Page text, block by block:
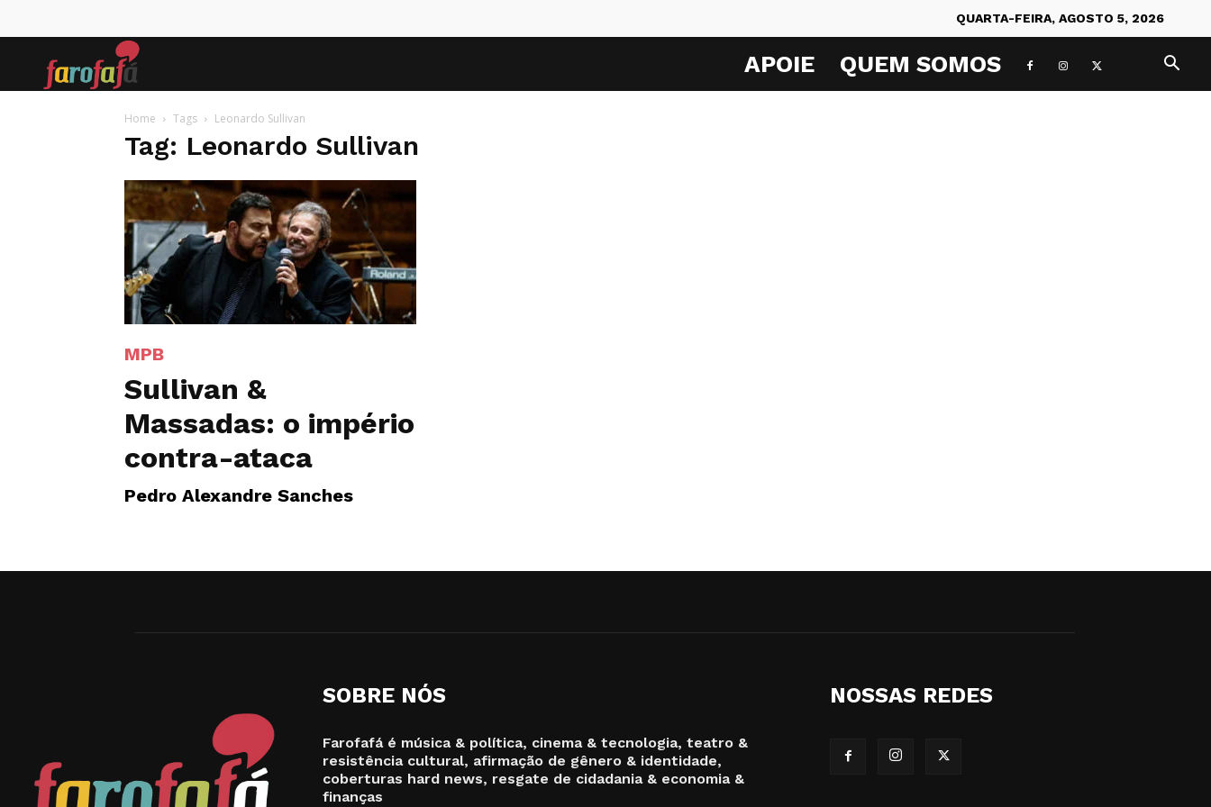
QUARTA-FEIRA, AGOSTO 5, 2026
APOIE QUEM SOMOS
Home Tags Leonardo Sullivan
Tag: Leonardo Sullivan
MPB
Sullivan &
Massadas: o império
contra-ataca
Pedro Alexandre Sanches
SOBRE NÓS
Farofafá é música & política, cinema & tecnologia, teatro &
resistência cultural, afirmação de gênero & identidade,
coberturas hard news, resgate de cidadania & economia &
finanças
NOSSAS REDES